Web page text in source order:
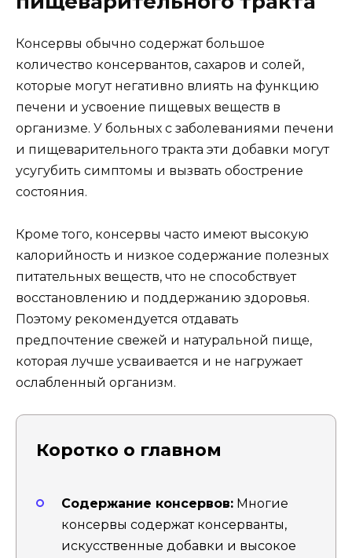
Консервы обычно содержат большое
количество консервантов, сахаров и солей,
которые могут негативно влиять на функцию
печени и усвоение пищевых веществ в
организме. У больных с заболеваниями печени
и пищеварительного тракта эти добавки могут
усугубить симптомы и вызвать обострение
состояния.
Кроме того, консервы часто имеют высокую
калорийность и низкое содержание полезных
питательных веществ, что не способствует
восстановлению и поддержанию здоровья.
Поэтому рекомендуется отдавать
предпочтение свежей и натуральной пище,
которая лучше усваивается и не нагружает
ослабленный организм.
Коротко о главном
Содержание консервов: Многие
консервы содержат консерванты,
искусственные добавки и высокое